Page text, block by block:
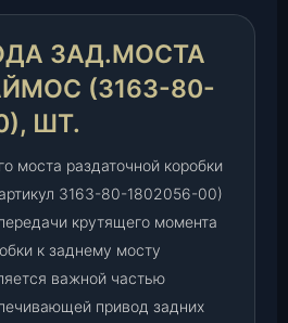
ЗАД.МОСТА
(3163-80-
ШТ.
моста раздаточной коробки
3163-80-1802056-00)
крутящего момента
к заднему мосту
важной частью
привод задних